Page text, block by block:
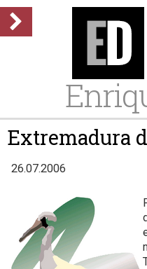
Extremadura
26.07.2006